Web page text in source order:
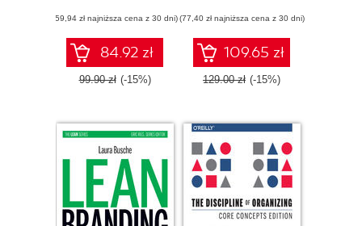
(59,94 zł najniższa cena z 30 dni)
84.92 zł
99.90 zł (-15%)
2015
(77,40 zł najniższa cena z 30 dni)
109.65 zł
129.00 zł (-15%)